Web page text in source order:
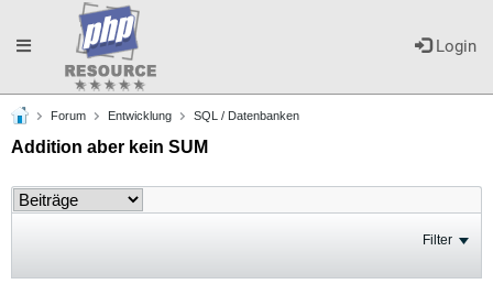
Login
Toggle
navigation
Forum Entwicklung SQL / Datenbanken
Addition aber kein SUM
Filter